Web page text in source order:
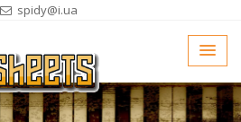
spidy@i.ua